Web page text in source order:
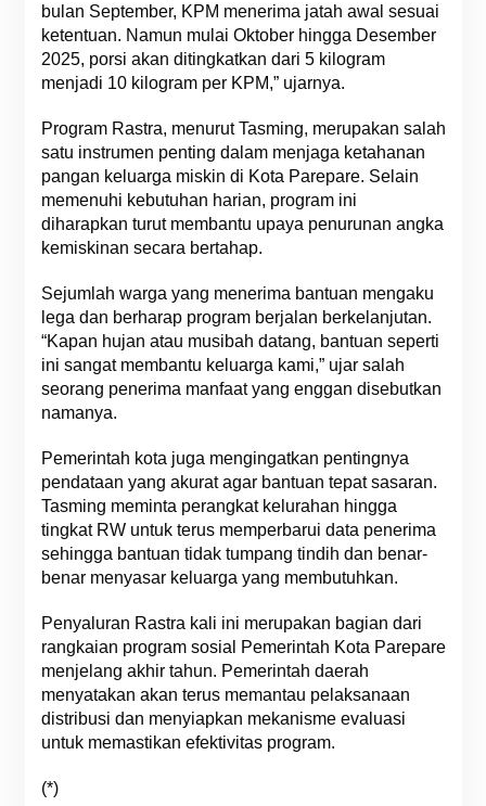
bulan September, KPM menerima jatah awal sesuai
ketentuan. Namun mulai Oktober hingga Desember
2025, porsi akan ditingkatkan dari 5 kilogram
menjadi 10 kilogram per KPM,” ujarnya.
Program Rastra, menurut Tasming, merupakan salah
satu instrumen penting dalam menjaga ketahanan
pangan keluarga miskin di Kota Parepare. Selain
memenuhi kebutuhan harian, program ini
diharapkan turut membantu upaya penurunan angka
kemiskinan secara bertahap.
Sejumlah warga yang menerima bantuan mengaku
lega dan berharap program berjalan berkelanjutan.
“Kapan hujan atau musibah datang, bantuan seperti
ini sangat membantu keluarga kami,” ujar salah
seorang penerima manfaat yang enggan disebutkan
namanya.
Pemerintah kota juga mengingatkan pentingnya
pendataan yang akurat agar bantuan tepat sasaran.
Tasming meminta perangkat kelurahan hingga
tingkat RW untuk terus memperbarui data penerima
sehingga bantuan tidak tumpang tindih dan benar-
benar menyasar keluarga yang membutuhkan.
Penyaluran Rastra kali ini merupakan bagian dari
rangkaian program sosial Pemerintah Kota Parepare
menjelang akhir tahun. Pemerintah daerah
menyatakan akan terus memantau pelaksanaan
distribusi dan menyiapkan mekanisme evaluasi
untuk memastikan efektivitas program.
(*)